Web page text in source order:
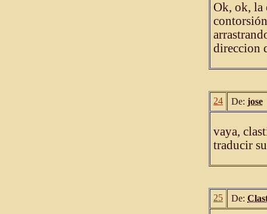
Ok, ok, la
direccion
24 De: jose
vaya,
traducir
25 De: